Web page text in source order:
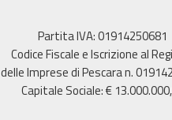
Partita IVA: 01914250681
Codice Fiscale e Iscrizione al
delle Imprese di Pescara n.
Capitale Sociale: €